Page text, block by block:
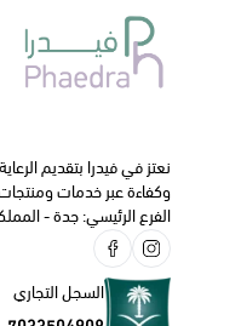
الآثار الجانبية:
يمكن أن يتسبب في حكة و
ننصحك دائما بالتواصل مع
نعتز في فيدرا بتقديم
وكفاءة عبر خدمات ومنتجات
الفرع الرئيسي: جدة -
السجل التجاري